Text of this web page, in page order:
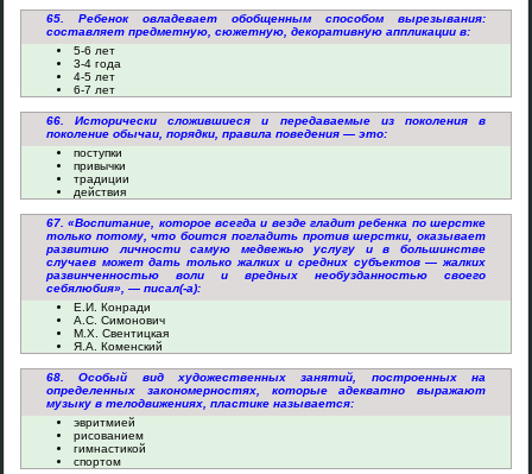
65. Ребенок овладевает обобщенным способом вырезывания:
составляет предметную, сюжетную, декоративную аппликации в:
5-6 лет
3-4 года
4-5 лет
6-7 лет
66. Исторически сложившиеся и передаваемые из поколения в
поколение обычаи, порядки, правила поведения — это:
поступки
привычки
традиции
действия
67. «Воспитание, которое всегда и везде гладит ребенка по шерстке
только потому, что боится погладить против шерстки, оказывает
развитию личности самую медвежью услугу и в большинстве
случаев может дать только жалких и средних субъектов — жалких
развинченностью воли и вредных необузданностью своего
себялюбия», — писал(-а):
Е.И. Конради
А.С. Симонович
М.Х. Свентицкая
Я.А. Коменский
68. Особый вид художественных занятий, построенных на
определенных закономерностях, которые адекватно выражают
музыку в телодвижениях, пластике называется:
эвритмией
рисованием
гимнастикой
спортом